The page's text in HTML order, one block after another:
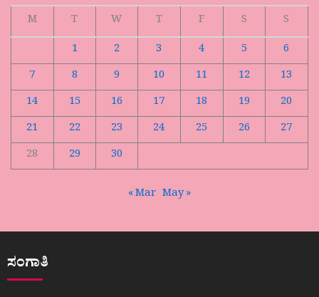
M
T W T F S
S
1
2 3 4 5
6
7
8 9 10 11 12
13
14
15 16 17 18 19
20
21
22 23 24 25 26
27
28
29 30
« Mar May »
ಸಂಗಾತಿ